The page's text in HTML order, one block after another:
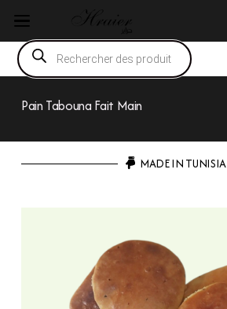
Recherche
de
produits
Pain Tabouna Fait Main
MADE IN TUNISIA